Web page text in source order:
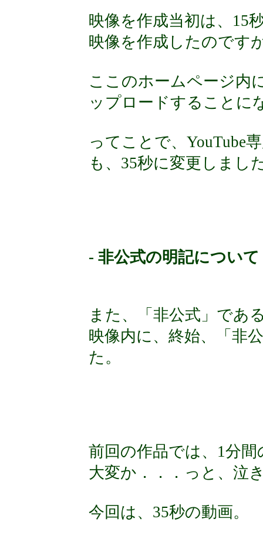
映像を作成当初は、15
映像を作成したのです
ここのホームページ内
ップロードすることに
ってことで、YouTube
も、35秒に変更しまし
- 非公式の明記について
また、「非公式」であ
映像内に、終始、「非
た。
前回の作品では、1分
大変か．．．っと、泣
今回は、35秒の動画。